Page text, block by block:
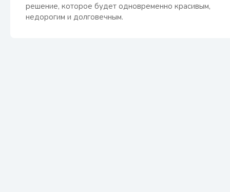
решение, которое будет одновременно красивым,
недорогим и долговечным.